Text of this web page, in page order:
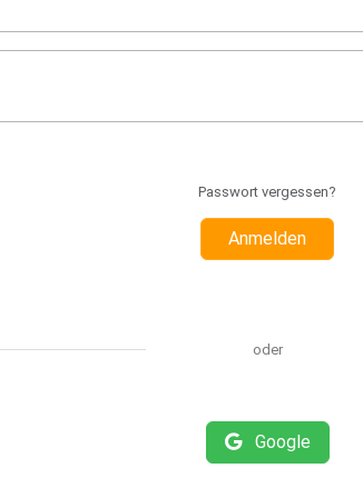
Passwort vergessen?
Anmelden
oder
Google